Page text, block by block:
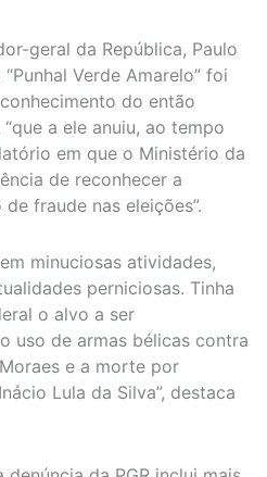
geral da República, Paulo
Verde Amarelo” foi
do então
a ele anuiu, ao tempo
em que o Ministério da
de reconhecer a
fraude nas eleições”.
minuciosas atividades,
perniciosas. Tinha
o alvo a ser
uso de armas bélicas contra
e a morte por
Lula da Silva”, destaca